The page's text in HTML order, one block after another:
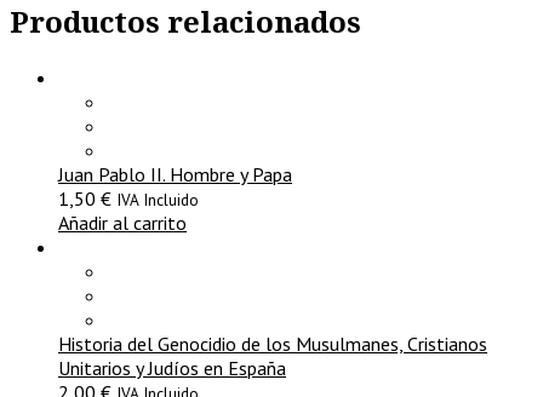
Productos relacionados
Juan Pablo II. Hombre y Papa
1,50 € IVA Incluido
Añadir al carrito
Historia del Genocidio de los Musulmanes, Cristianos
Unitarios y Judíos en España